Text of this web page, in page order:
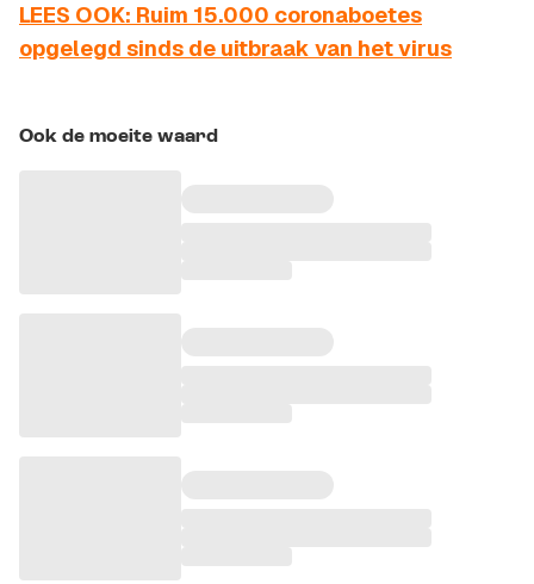
LEES OOK: Ruim 15.000 coronaboetes
opgelegd sinds de uitbraak van het virus
Ook de moeite waard